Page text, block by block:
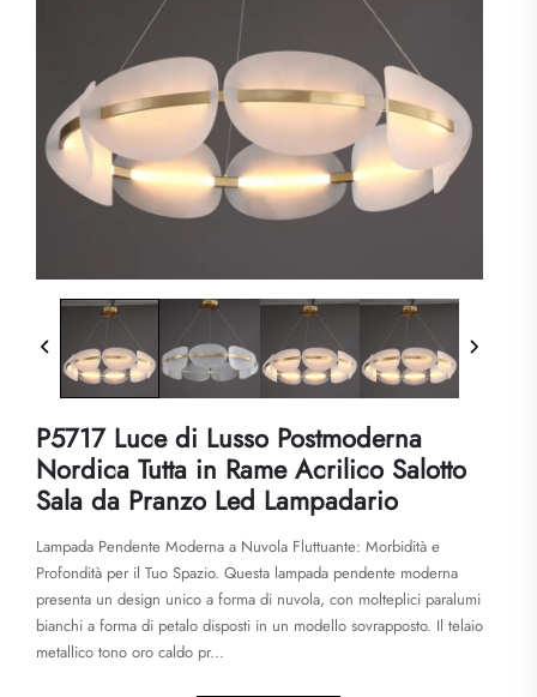
P5717 Luce di Lusso Postmoderna
Nordica Tutta in Rame Acrilico Salotto
Sala da Pranzo Led Lampadario
Lampada Pendente Moderna a Nuvola Fluttuante: Morbidità e
Profondità per il Tuo Spazio. Questa lampada pendente moderna
presenta un design unico a forma di nuvola, con molteplici paralumi
bianchi a forma di petalo disposti in un modello sovrapposto. Il telaio
metallico tono oro caldo pr...